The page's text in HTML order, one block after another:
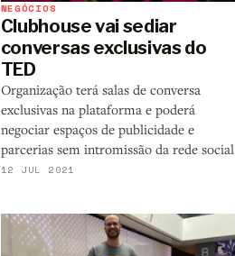
NEGÓCIOS
Clubhouse vai sediar
conversas exclusivas do
TED
Organização terá salas de conversa
exclusivas na plataforma e poderá
negociar espaços de publicidade e
parcerias sem intromissão da rede social
12 JUL 2021